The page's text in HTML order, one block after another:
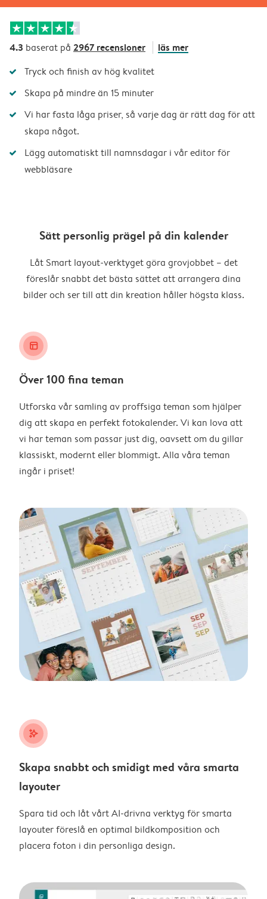
4.3 baserat på 2967 recensioner läs mer
Tryck och finish av hög kvalitet
Skapa på mindre än 15 minuter
Vi har fasta låga priser, så varje dag är rätt dag för att
skapa något.
Lägg automatiskt till namnsdagar i vår editor för
webbläsare
Sätt personlig prägel på din kalender
Låt Smart layout-verktyget göra grovjobbet – det
föreslår snabbt det bästa sättet att arrangera dina
bilder och ser till att din kreation håller högsta klass.
layout_alt
Över 100 fina teman
Utforska vår samling av proffsiga teman som hjälper
dig att skapa en perfekt fotokalender. Vi kan lova att
vi har teman som passar just dig, oavsett om du gillar
klassiskt, modernt eller blommigt. Alla våra teman
ingår i priset!
stars_plus
Skapa snabbt och smidigt med våra smarta
layouter
Spara tid och låt vårt AI-drivna verktyg för smarta
layouter föreslå en optimal bildkomposition och
placera foton i din personliga design.